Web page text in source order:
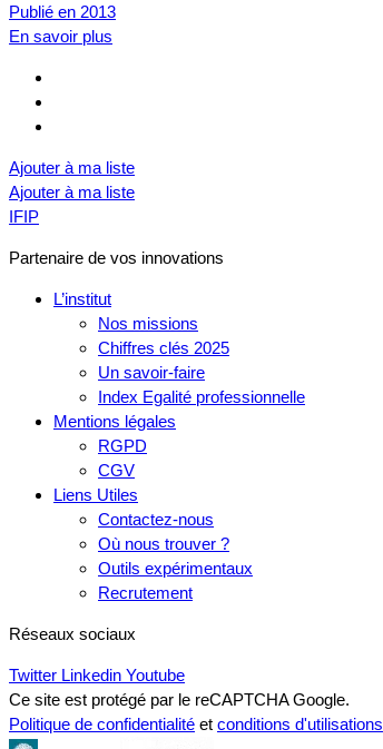
Publié en 2013
En savoir plus
Ajouter à ma liste
Ajouter à ma liste
IFIP
Partenaire de vos innovations
L’institut
Nos missions
Chiffres clés 2025
Un savoir-faire
Index Egalité professionnelle
Mentions légales
RGPD
CGV
Liens Utiles
Contactez-nous
Où nous trouver ?
Outils expérimentaux
Recrutement
Réseaux sociaux
Twitter Linkedin Youtube
Ce site est protégé par le reCAPTCHA Google.
Politique de confidentialité et conditions d'utilisations